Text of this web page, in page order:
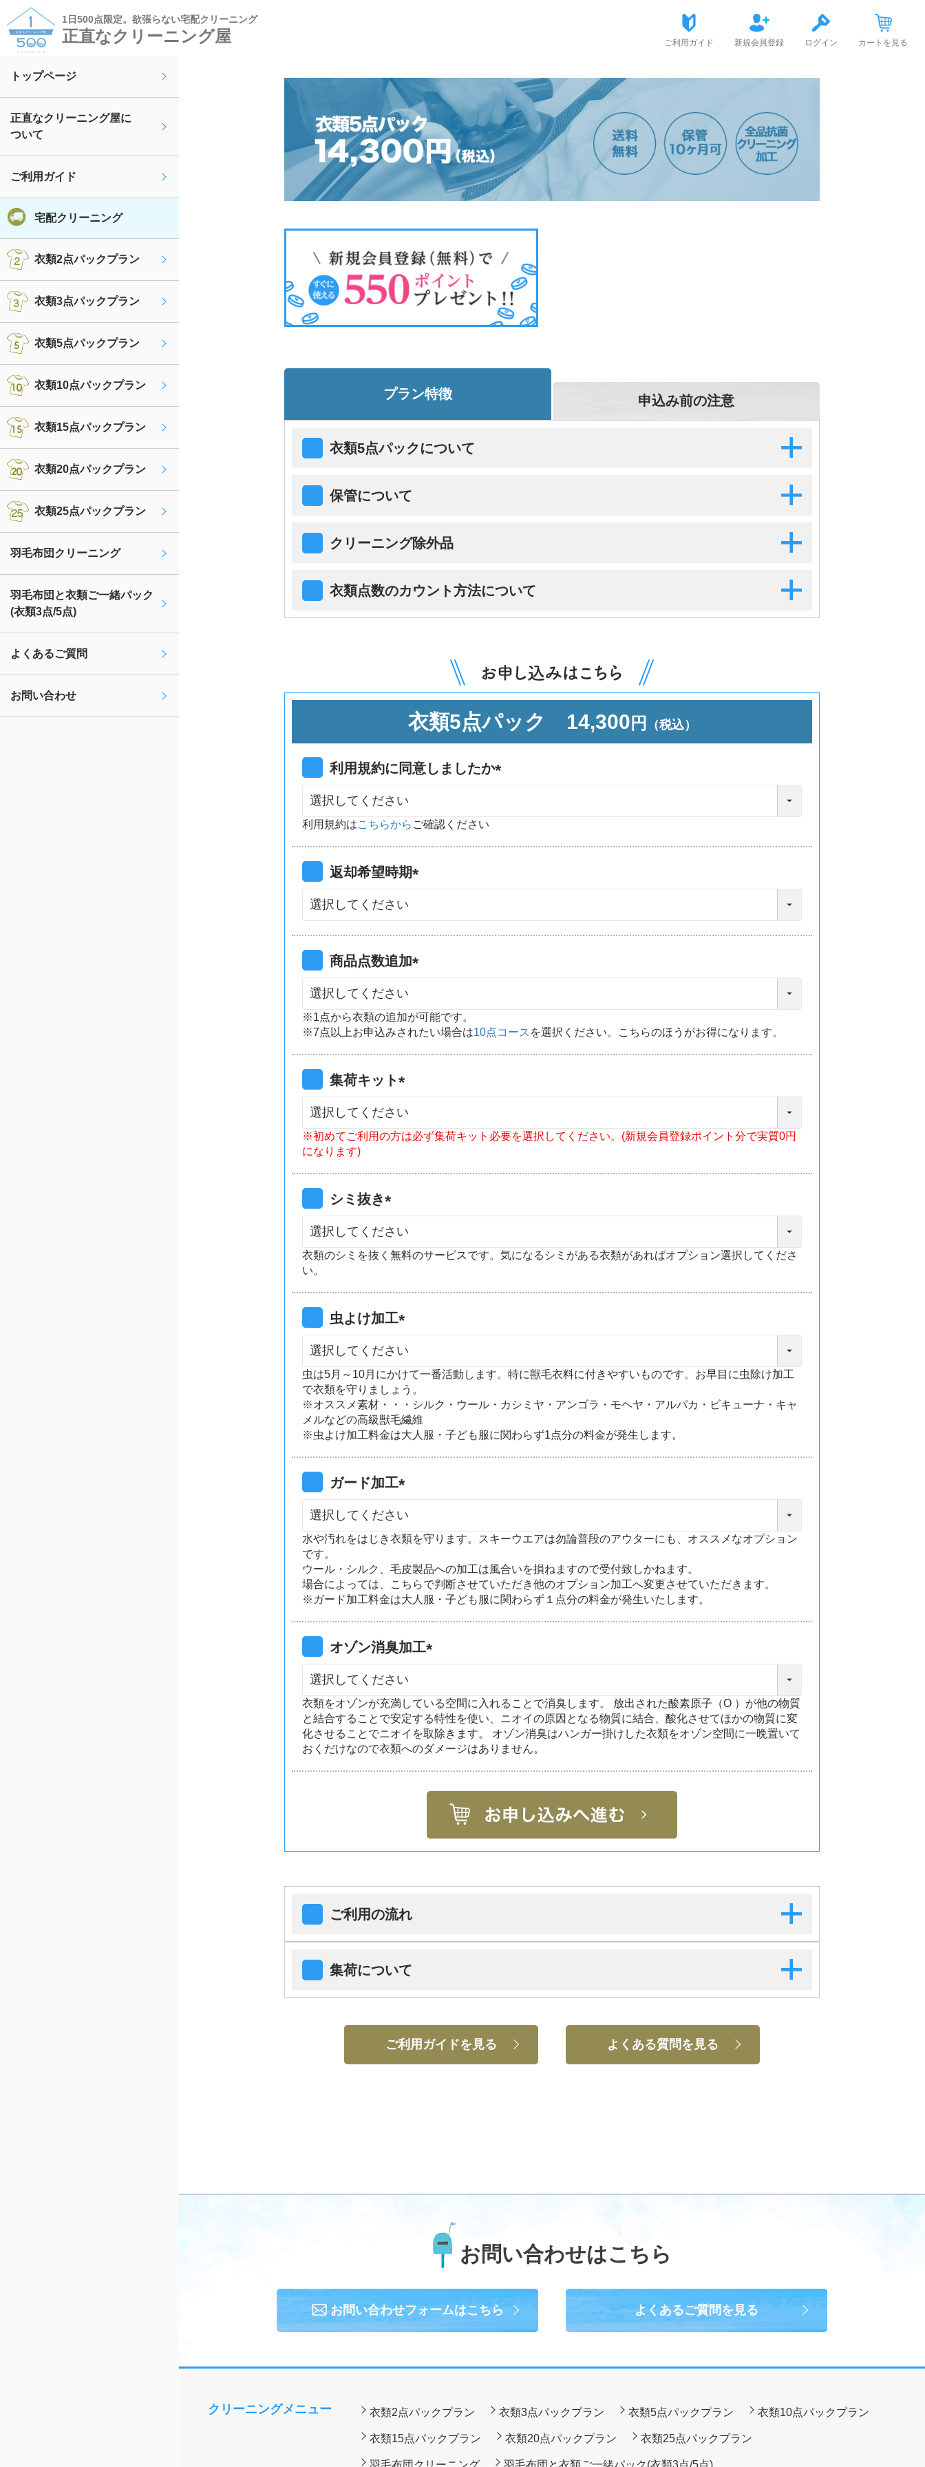
1日500点限定。欲張らない宅配クリーニング
正直なクリーニング屋 ご利用ガイド 新規会員登録 ログイン カートを見る
トップページ
正直なクリーニング屋に
ついて
ご利用ガイド
宅配クリーニング
衣類2点パックプラン
衣類3点パックプラン
衣類5点パックプラン
衣類10点パックプラン
衣類15点パックプラン
衣類20点パックプラン
衣類25点パックプラン
羽毛布団クリーニング
羽毛布団と衣類ご一緒パック
(衣類3点/5点)
よくあるご質問
お問い合わせ
プラン特徴 申込み前の注意
衣類5点パックについて
保管について
クリーニング除外品
衣類点数のカウント方法について
衣類5点パック 14,300 円 （税込）
利用規約に同意しましたか
)
利用規約はこちらから ご確認ください
返却希望時期
須
)
商品点数追加
須
※1点から衣類の追加が可能です。
※7点以上お申込みされたい場合は10点コース を選択ください。こちらのほうがお得になります。
集荷キット
須
※初めてご利用の方は必ず集荷キット必要を選択してください。(新規会員登録ポイント分で実質0円
になります)
シミ抜き
(
必
須
衣類のシミを抜く無料のサービスです。気になるシミがある衣類があればオプション選択してくださ
い。
虫よけ加工
須
虫は5月～10月にかけて一番活動します。特に獣毛衣料に付きやすいものです。お早目に虫除け加工
で衣類を守りましょう。
※オススメ素材・・・シルク・ウール・カシミヤ・アンゴラ・モヘヤ・アルパカ・ビキューナ・キャ
メルなどの高級獣毛繊維
※虫よけ加工料金は大人服・子ども服に関わらず1点分の料金が発生します。
ガード加工
須
)
水や汚れをはじき衣類を守ります。スキーウエアは勿論普段のアウターにも、オススメなオプション
です。
ウール・シルク、毛皮製品への加工は風合いを損ねますので受付致しかねます。
場合によっては、こちらで判断させていただき他のオプション加工へ変更させていただきます。
※ガード加工料金は大人服・子ども服に関わらず１点分の料金が発生いたします。
オゾン消臭加工
須
)
衣類をオゾンが充満している空間に入れることで消臭します。 放出された酸素原子（O ）が他の物質
と結合することで安定する特性を使い、ニオイの原因となる物質に結合、酸化させてほかの物質に変
化させることでニオイを取除きます。 オゾン消臭はハンガー掛けした衣類をオゾン空間に一晩置いて
おくだけなので衣類へのダメージはありません。
ご利用の流れ
集荷について
ご利用ガイドを見る よくある質問を見る
お問い合わせはこちら
お問い合わせフォームはこちら よくあるご質問を見る
クリーニングメニュー 衣類2点パックプラン 衣類3点パックプラン 衣類5点パックプラン 衣類10点パックプラン
衣類15点パックプラン 衣類20点パックプラン 衣類25点パックプラン
羽毛布団クリーニング 羽毛布団と衣類ご一緒パック(衣類3点/5点)